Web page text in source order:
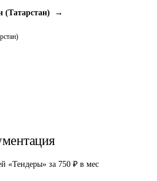
(Татарстан)
→
«Тендеры» за 750 ₽ в мес